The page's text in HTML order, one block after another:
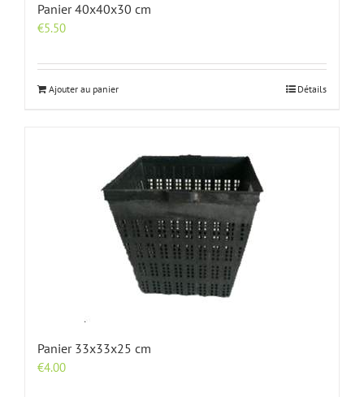
Panier 40x40x30 cm
€5.50
Ajouter au panier Détails
Panier 33x33x25 cm
€4.00